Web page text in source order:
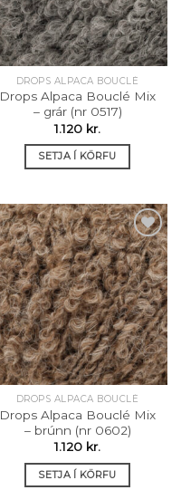
DROPS ALPACA BOUCLÉ
Drops Alpaca Bouclé Mix
– grár (nr 0517)
1.120 kr.
SETJA Í KÖRFU
Setja á
óskalista
DROPS ALPACA BOUCLÉ
Drops Alpaca Bouclé Mix
– brúnn (nr 0602)
1.120 kr.
SETJA Í KÖRFU